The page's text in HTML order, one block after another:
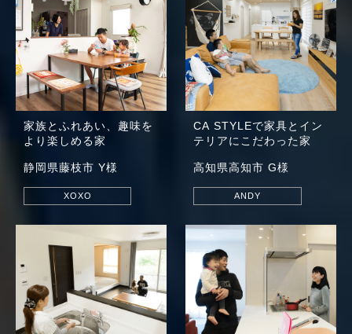
家族とふれあい、趣味を
より楽しめる家
静岡県藤枝市 Y様
XOXO
CA STYLEで家具とイン
テリアに こだわった家
高知県高知市 G様
ANDY